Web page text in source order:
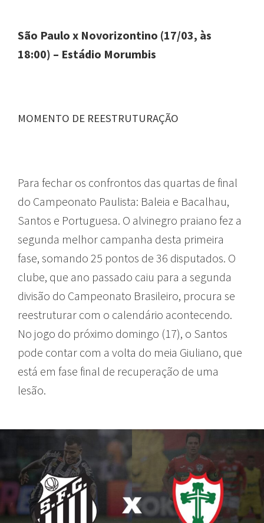
São Paulo x Novorizontino (17/03, às
18:00) – Estádio Morumbis
MOMENTO DE REESTRUTURAÇÃO
Para fechar os confrontos das quartas de final
do Campeonato Paulista: Baleia e Bacalhau,
Santos e Portuguesa. O alvinegro praiano fez a
segunda melhor campanha desta primeira
fase, somando 25 pontos de 36 disputados. O
clube, que ano passado caiu para a segunda
divisão do Campeonato Brasileiro, procura se
reestruturar com o calendário acontecendo.
No jogo do próximo domingo (17), o Santos
pode contar com a volta do meia Giuliano, que
está em fase final de recuperação de uma
lesão.